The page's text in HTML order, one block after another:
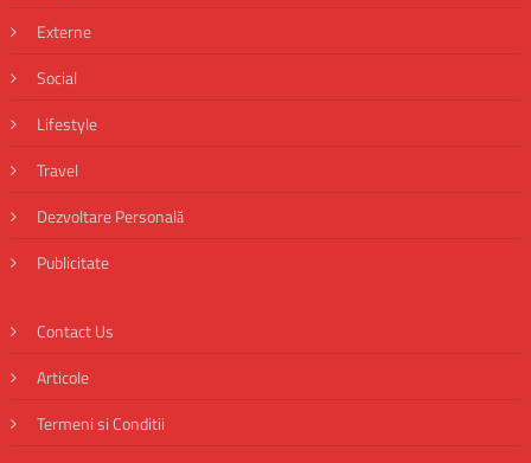
Externe
Social
Lifestyle
Travel
Dezvoltare Personală
Publicitate
Contact Us
Articole
Termeni si Conditii